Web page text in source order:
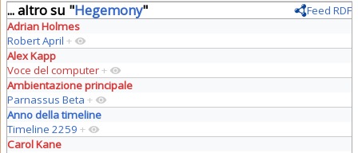
... altro su "Hegemony"
Feed RDF
Adrian Holmes
Robert April +
Alex Kapp
Voce del computer+
Ambientazione principale
Parnassus Beta +
Anno della timeline
Timeline 2259 +
Carol Kane